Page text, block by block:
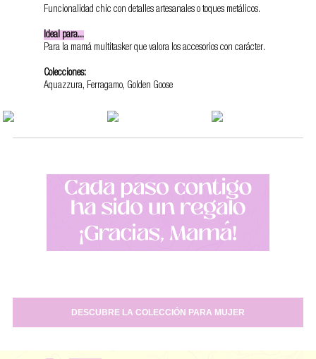
Funcionalidad chic con detalles artesanales o toques metálicos.
Ideal para...
Para la mamá multitasker que valora los accesorios con carácter.
Colecciones:
Aquazzura, Ferragamo, Golden Goose
DESCUBRE LA COLECCIÓN PARA MUJER